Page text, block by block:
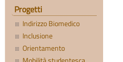
Progetti
Indirizzo Biomedico
Inclusione
Orientamento